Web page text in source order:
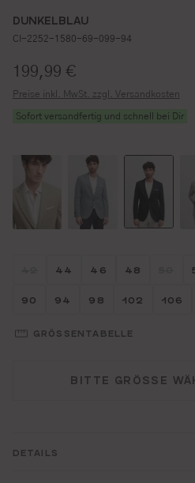
DUNKELBLAU
CI-2252-1580-69-099-94
Regulärer Preis:
199,99 €
Preise inkl. MwSt. zzgl. Versandkosten
Sofort versandfertig und schnell bei Dir
Größe wählen
Größe wählen
44 Größe
46 Größe
48
Größe wählen
90 Größe wählen
94 Größe wählen
98 Größe
102 106
GRÖSSENTABELLE
BITTE GRÖSSE
DETAILS